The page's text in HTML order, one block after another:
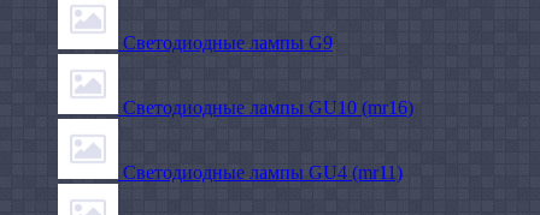
Светодиодные лампы G9
Светодиодные лампы GU10 (mr16)
Светодиодные лампы GU4 (mr11)